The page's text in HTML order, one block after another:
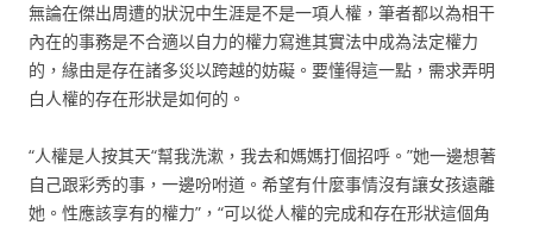
無論在傑出周遭的狀況中生涯是不是一項人權，筆者都以為相干
內在的事務是不合適以自力的權力寫進其實法中成為法定權力
的，緣由是存在諸多災以跨越的妨礙。要懂得這一點，需求弄明
白人權的存在形狀是如何的。
“人權是人按其天“幫我洗漱，我去和媽媽打個招呼。”她一邊想著
自己跟彩秀的事，一邊吩咐道。希望有什麼事情沒有讓女孩遠離
她。性應該享有的權力”，“可以從人權的完成和存在形狀這個角